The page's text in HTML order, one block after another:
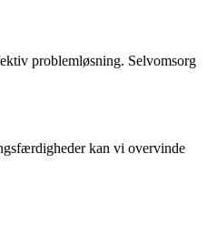
problemløsning. Selvomsorg
kan vi overvinde